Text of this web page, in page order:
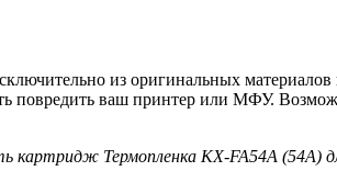
из оригинальных
повредить ваш принтер или МФУ.
картридж Термопленка KX-FA54A (54A)